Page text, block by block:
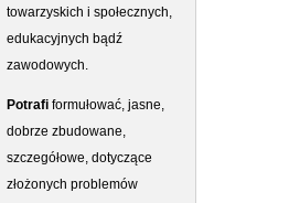
towarzyskich i społecznych,
edukacyjnych bądź
zawodowych.
Potrafi formułować, jasne,
dobrze zbudowane,
szczegółowe, dotyczące
złożonych problemów